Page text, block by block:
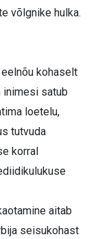
võlgnike hulka.
kohaselt
inimesi satub
loetelu,
tutvuda
korral
aitab
seisukohast